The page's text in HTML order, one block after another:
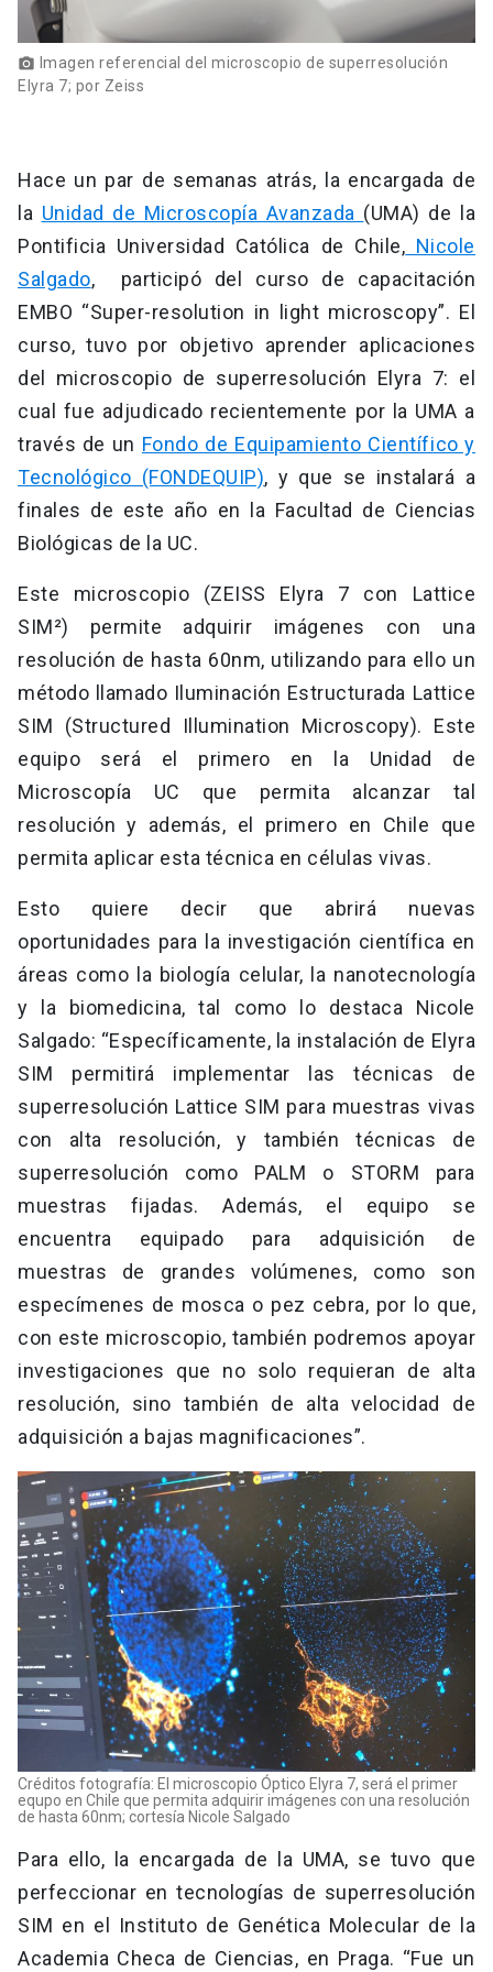
photo_camera Imagen referencial del microscopio de superresolución
Elyra 7; por Zeiss
Hace un par de semanas atrás, la encargada de
la Unidad de Microscopía Avanzada (UMA) de la
Pontificia Universidad Católica de Chile, Nicole
Salgado, participó del curso de capacitación
EMBO “Super-resolution in light microscopy”. El
curso, tuvo por objetivo aprender aplicaciones
del microscopio de superresolución Elyra 7: el
cual fue adjudicado recientemente por la UMA a
través de un Fondo de Equipamiento Científico y
Tecnológico (FONDEQUIP), y que se instalará a
finales de este año en la Facultad de Ciencias
Biológicas de la UC.
Este microscopio (ZEISS Elyra 7 con Lattice
SIM²) permite adquirir imágenes con una
resolución de hasta 60nm, utilizando para ello un
método llamado Iluminación Estructurada Lattice
SIM (Structured Illumination Microscopy). Este
equipo será el primero en la Unidad de
Microscopía UC que permita alcanzar tal
resolución y además, el primero en Chile que
permita aplicar esta técnica en células vivas.
Esto quiere decir que abrirá nuevas
oportunidades para la investigación científica en
áreas como la biología celular, la nanotecnología
y la biomedicina, tal como lo destaca Nicole
Salgado: “Específicamente, la instalación de Elyra
SIM permitirá implementar las técnicas de
superresolución Lattice SIM para muestras vivas
con alta resolución, y también técnicas de
superresolución como PALM o STORM para
muestras fijadas. Además, el equipo se
encuentra equipado para adquisición de
muestras de grandes volúmenes, como son
especímenes de mosca o pez cebra, por lo que,
con este microscopio, también podremos apoyar
investigaciones que no solo requieran de alta
resolución, sino también de alta velocidad de
adquisición a bajas magnificaciones”.
Créditos fotografía: El microscopio Óptico Elyra 7, será el primer
equpo en Chile que permita adquirir imágenes con una resolución
de hasta 60nm; cortesía Nicole Salgado
Para ello, la encargada de la UMA, se tuvo que
perfeccionar en tecnologías de superresolución
SIM en el Instituto de Genética Molecular de la
Academia Checa de Ciencias, en Praga. “Fue un